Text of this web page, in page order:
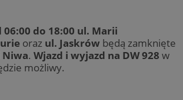
do 18:00 ul. Marii
oraz ul. Jaskrów będą zamknięte
. Wjazd i wyjazd na DW 928 w
możliwy.